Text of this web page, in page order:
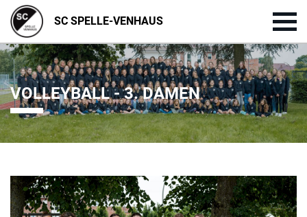
SC SPELLE-VENHAUS
VOLLEYBALL - 3. DAMEN